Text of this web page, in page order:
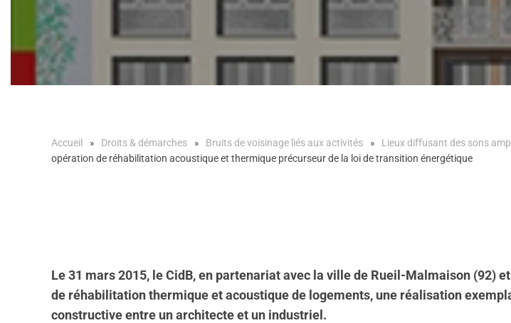
Accueil Droits & démarches Bruits de voisinage liés aux activités Lieux diffusant des sons
opération de réhabilitation acoustique et thermique précurseur de la loi de transition énergétique
Le 31 mars 2015, le CidB, en partenariat avec la ville de Rueil-Malmaison (92)
de réhabilitation thermique et acoustique de logements, une réalisation
constructive entre un architecte et un industriel.